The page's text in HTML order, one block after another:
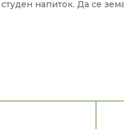
напиток. Да се